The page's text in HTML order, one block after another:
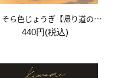
そら色じょうぎ【帰り道の空色】
440円(税込)